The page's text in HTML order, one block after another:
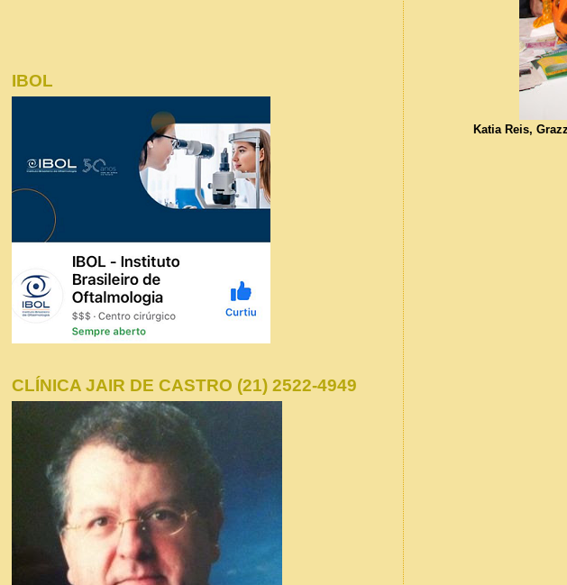
Katia Reis,
IBOL
CLÍNICA JAIR DE CASTRO (21) 2522-4949